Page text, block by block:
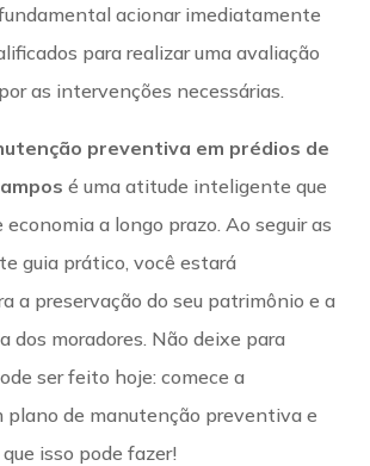
acionar imediatamente
para realizar uma avaliação
as intervenções necessárias.
preventiva em prédios de
é uma atitude inteligente que
economia a longo prazo. Ao seguir as
guia prático, você estará
a preservação do seu patrimônio e a
dos moradores. Não deixe para
ser feito hoje: comece a
plano de manutenção preventiva e
isso pode fazer!